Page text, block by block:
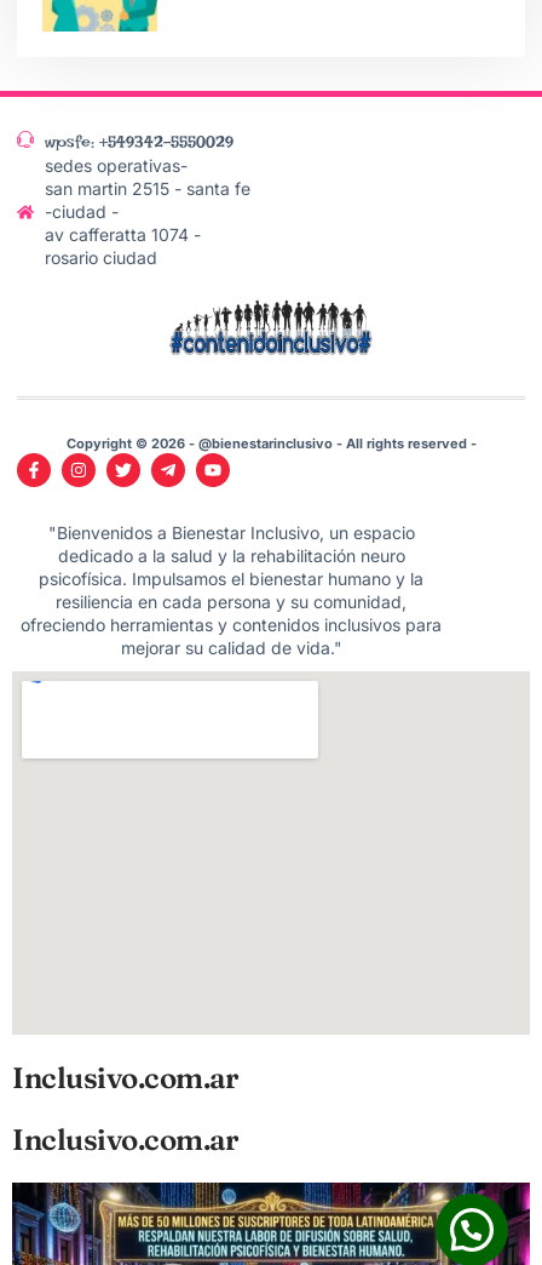
wpsfe: +549342-5550029
sedes operativas-
san martin 2515 - santa fe
-ciudad -
av cafferatta 1074 -
rosario ciudad
Copyright © 2026 - @bienestarinclusivo - All rights reserved -
"Bienvenidos a Bienestar Inclusivo, un espacio
dedicado a la salud y la rehabilitación neuro
psicofísica. Impulsamos el bienestar humano y la
resiliencia en cada persona y su comunidad,
ofreciendo herramientas y contenidos inclusivos para
mejorar su calidad de vida."
Inclusivo.com.ar
Inclusivo.com.ar